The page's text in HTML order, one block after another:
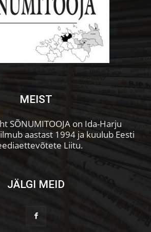
MEIST
SÕNUMITOOJA on Ida-Harju
aastast 1994 ja kuulub Eesti
Liitu.
JÄLGI MEID